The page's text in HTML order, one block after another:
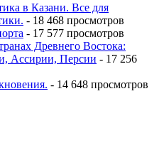
в Казани. Все для
- 18 468 просмотров
- 17 577 просмотров
Древнего Востока:
Ассирии, Персии - 17 256
- 14 648 просмотров